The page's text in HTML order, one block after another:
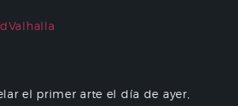
el primer arte el día de ayer,